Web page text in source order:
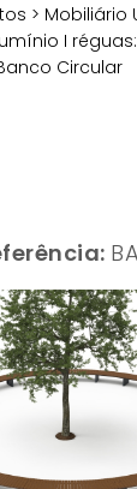
> Mobiliário
I
Circular